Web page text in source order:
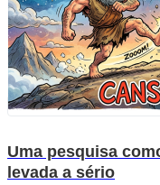
Uma pesquisa
levada a sério